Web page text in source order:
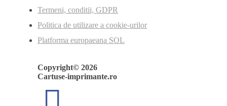
Termeni, conditii, GDPR
Politica de utilizare a cookie-urilor
Platforma europaeana SOL
Copyright© 2026
Cartuse-imprimante.ro